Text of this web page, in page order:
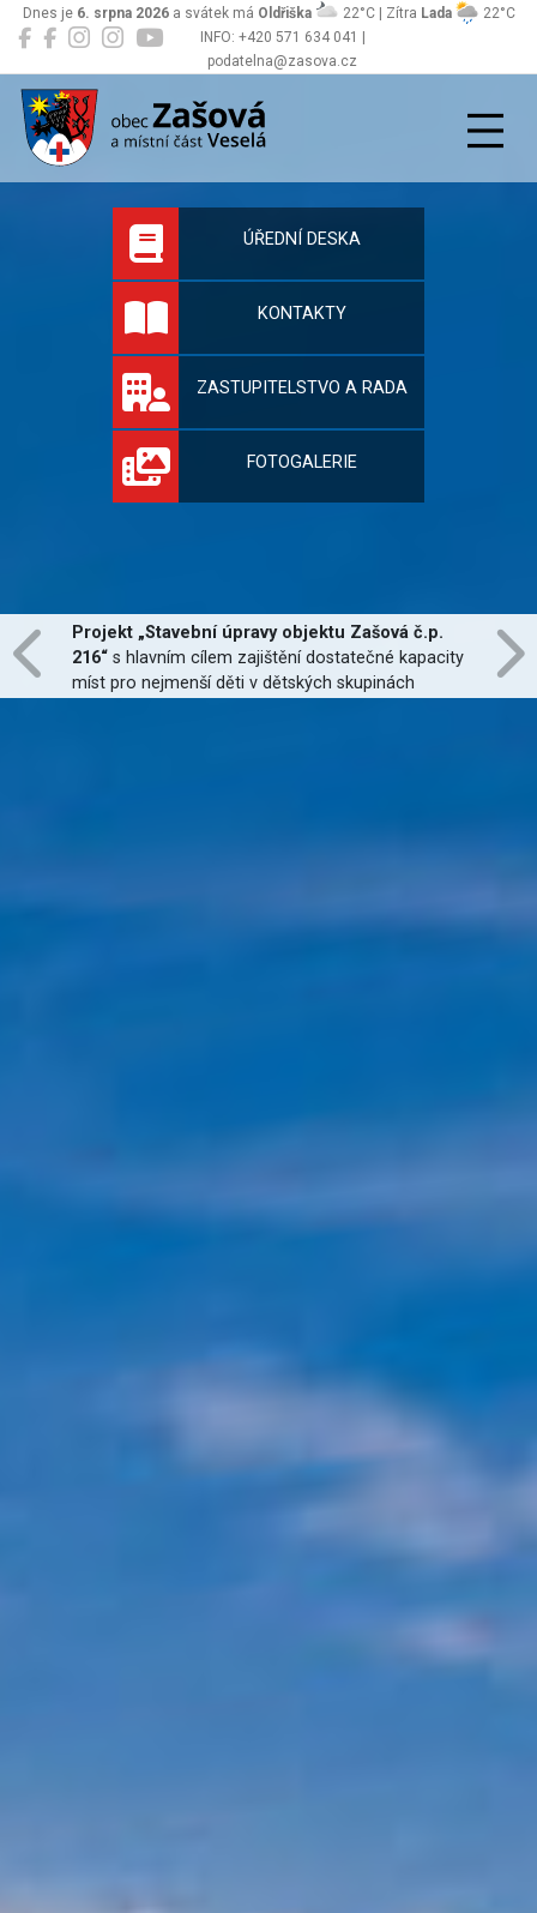
INFO: +420 571 634 041 |
podatelna@zasova.cz
Dnes je 6. srpna 2026a svátek má Oldřiška 22°C | Zítra Lada 22°C
Zašová
Oficiální stránky
ÚŘEDNÍ DESKA
KONTAKTY
ZASTUPITELSTVO A RADA
FOTOGALERIE
Projekt „Stavební úpravy objektu Zašová č.p.
216“ s hlavním cílem zajištění dostatečné kapacity
míst pro nejmenší děti v dětských skupinách